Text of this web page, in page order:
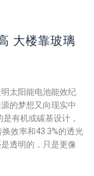
大楼靠玻璃
太阳能电池能效纪
的梦想又向现实中
有机或碳基设计，
效率和43.3%的透光
透明的，只是更像